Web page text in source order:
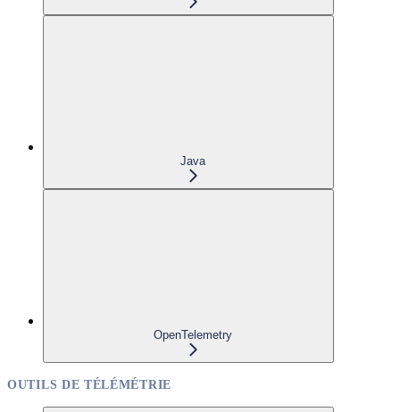
Java
OpenTelemetry
OUTILS DE TÉLÉMÉTRIE